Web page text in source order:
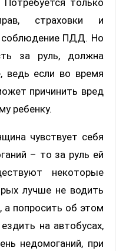
только
страховки и
соблюдение ПДД. Но
за руль, должна
ведь если во время
причинить вред
ребенку.
чувствует себя
– то за руль ей
некоторые
лучше не водить
а попросить об этом
на автобусах,
недомоганий, при